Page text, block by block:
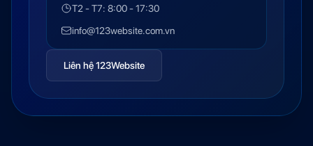
T2 - T7: 8:00 - 17:30
info@123website.com.vn
Liên hệ 123Website